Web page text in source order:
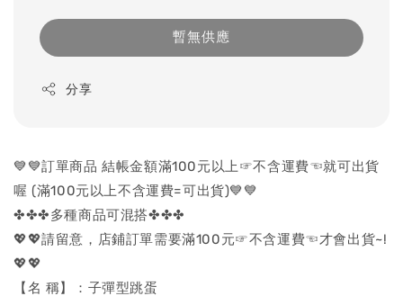
暫無供應
分享
💙💙訂單商品 結帳金額滿100元以上☞不含運費☜就可出貨
喔 (滿100元以上不含運費=可出貨)💙💙
✤✤✤多種商品可混搭✤✤✤
💖💖請留意，店鋪訂單需要滿100元☞不含運費☜才會出貨~!
💖💖
【名 稱】：子彈型跳蛋